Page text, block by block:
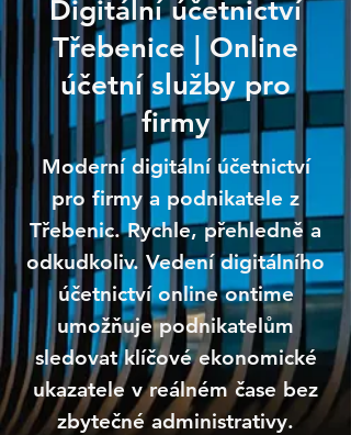
Digitální účetnictví
Třebenice | Online
účetní služby pro
firmy
Moderní digitální účetnictví
pro firmy a podnikatele z
Třebenic. Rychle, přehledně a
odkudkoliv. Vedení digitálního
účetnictví online ontime
umožňuje podnikatelům
sledovat klíčové ekonomické
ukazatele v reálném čase bez
zbytečné administrativy.